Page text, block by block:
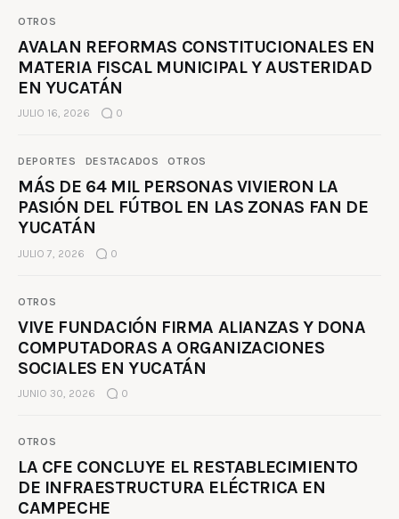
OTROS
AVALAN REFORMAS CONSTITUCIONALES EN
MATERIA FISCAL MUNICIPAL Y AUSTERIDAD
EN YUCATÁN
JULIO 16, 2026 0
DEPORTES DESTACADOS OTROS
MÁS DE 64 MIL PERSONAS VIVIERON LA
PASIÓN DEL FÚTBOL EN LAS ZONAS FAN DE
YUCATÁN
JULIO 7, 2026 0
OTROS
VIVE FUNDACIÓN FIRMA ALIANZAS Y DONA
COMPUTADORAS A ORGANIZACIONES
SOCIALES EN YUCATÁN
JUNIO 30, 2026 0
OTROS
LA CFE CONCLUYE EL RESTABLECIMIENTO
DE INFRAESTRUCTURA ELÉCTRICA EN
CAMPECHE